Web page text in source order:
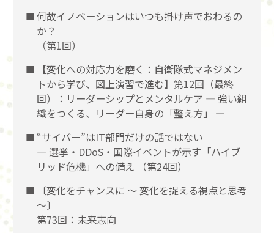
何故イノベーションはいつも掛け声でおわるの
か？
（第1回）
【変化への対応力を磨く：自衛隊式マネジメン
トから学び、図上演習で進む】第12回（最終
回）：リーダーシップとメンタルケア ― 強い組
織をつくる、リーダー自身の「整え方」 ―
“サイバー”はIT部門だけの話ではない
― 選挙・DDoS・国際イベントが示す「ハイブ
リッド危機」への備え （第24回）
〔変化をチャンスに 〜 変化を捉える視点と思考
〜〕
第73回：未来志向